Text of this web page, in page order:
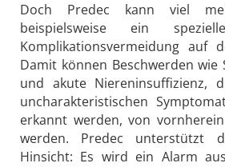
Doch Predec kann viel
beispielsweise ein
Komplikationsvermeidung auf
Damit können Beschwerden wie
und akute Niereninsuffizienz,
uncharakteristischen
erkannt werden, von
werden. Predec unterstützt
Hinsicht: Es wird ein Alarm